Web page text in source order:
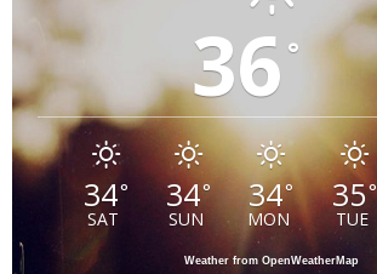
36 °
34°
SAT
34°
SUN
34°
MON
35°
TUE
Weather from OpenWeatherMap